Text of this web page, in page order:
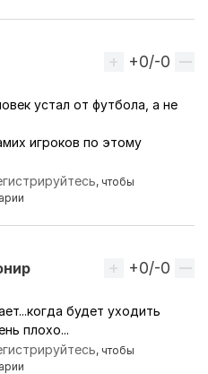
Вверх
+0/-0
устал от футбола, а не
игроков по этому
, чтобы
Вверх
+0/-0
будет уходить
плохо...
, чтобы